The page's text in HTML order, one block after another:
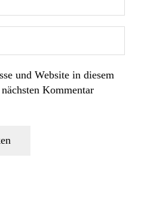
und Website in diesem
Kommentar